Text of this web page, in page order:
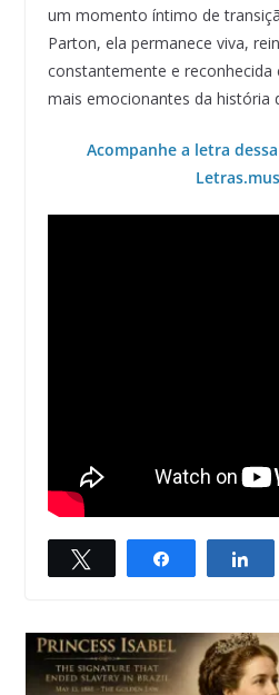
um momento íntimo de
Parton, ela permanece viva,
constantemente e
mais emocionantes da história
Acompanhe a letra
Compartilhar